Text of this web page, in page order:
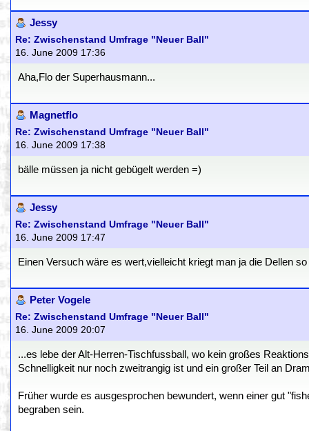
Jessy
Re: Zwischenstand Umfrage "Neuer Ball"
16. June 2009 17:36
Aha,Flo der Superhausmann...
Magnetflo
Re: Zwischenstand Umfrage "Neuer Ball"
16. June 2009 17:38
bälle müssen ja nicht gebügelt werden =)
Jessy
Re: Zwischenstand Umfrage "Neuer Ball"
16. June 2009 17:47
Einen Versuch wäre es wert,vielleicht kriegt man ja die Dellen
Peter Vogele
Re: Zwischenstand Umfrage "Neuer Ball"
16. June 2009 20:07
...es lebe der Alt-Herren-Tischfussball, wo kein großes
Schnelligkeit nur noch zweitrangig ist und ein großer Teil an
Früher wurde es ausgesprochen bewundert, wenn einer gut
begraben sein.